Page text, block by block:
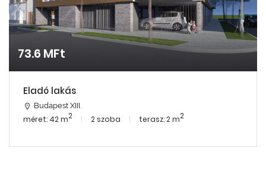
73.6 MFt
Eladó lakás
Budapest XIII.
méret: 42 m2 2 szoba terasz: 2 m2